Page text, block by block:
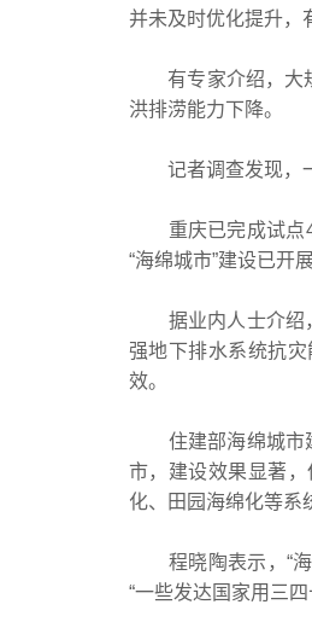
并未及时优化提升，
有专家介绍，大规
洪排涝能力下降。
记者调查发现，一
重庆已完成试点
“海绵城市”建设已开
据业内人士介绍，
强地下排水系统抗
效。
住建部海绵城市建
市，建设效果显著
化、田园海绵化等系
程晓陶表示，“海
“一些发达国家用三